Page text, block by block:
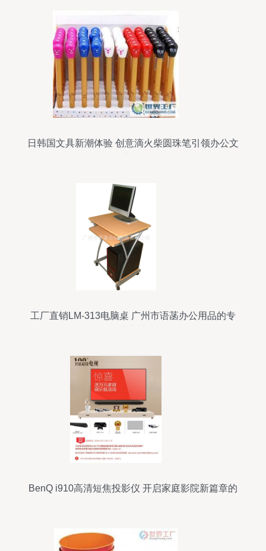
日韩国文具新潮体验 创意滴火柴圆珠笔引领办公文
工厂直销LM-313电脑桌 广州市语菡办公用品的专
BenQ i910高清短焦投影仪 开启家庭影院新篇章的